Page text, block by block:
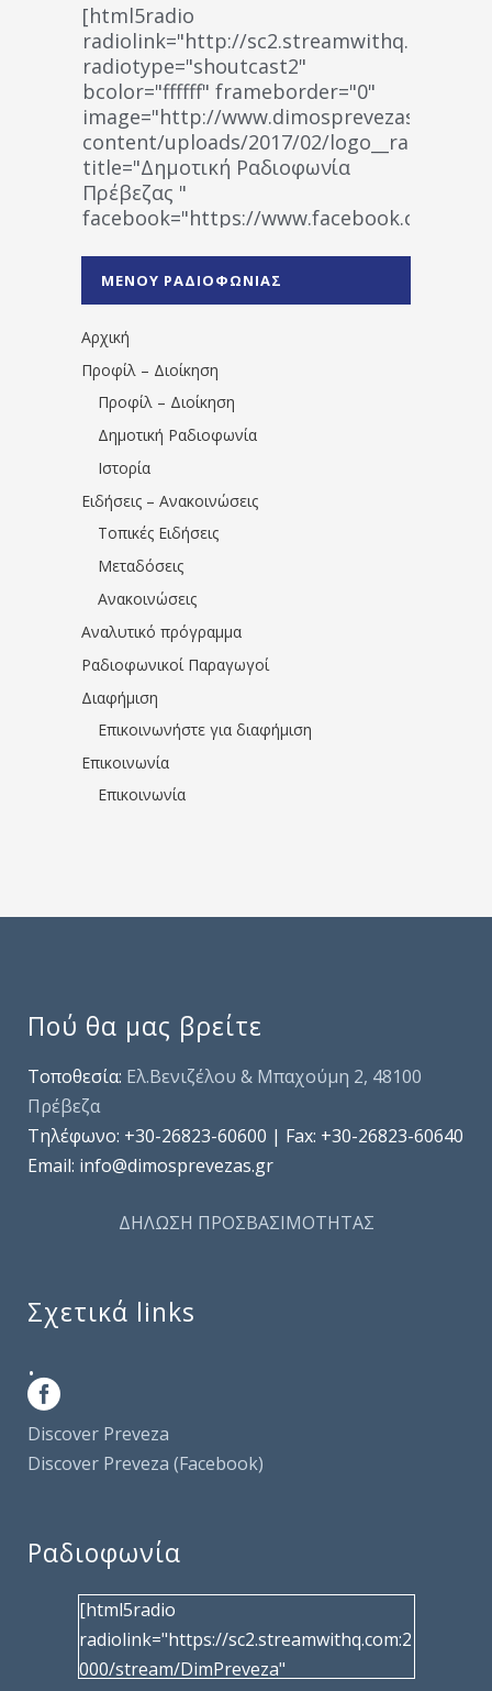
[html5radio
radiolink="http://
radiotype="shoutcast2"
bcolor="ffffff" frameborder="0"
image="http://www.dimosprevezas.gr/wp-
content/uploads/2017/02/
title="Δημοτική Ραδιοφωνία
Πρέβεζας "
facebook="https://www.facebook.com/
1531194763766854/" artist="" ]
ΜΕΝΟΥ ΡΑΔΙΟΦΩΝΙΑΣ
Αρχική
Προφίλ – Διοίκηση
Προφίλ – Διοίκηση
Δημοτική Ραδιοφωνία
Ιστορία
Ειδήσεις – Ανακοινώσεις
Τοπικές Ειδήσεις
Μεταδόσεις
Ανακοινώσεις
Αναλυτικό πρόγραμμα
Ραδιοφωνικοί Παραγωγοί
Διαφήμιση
Επικοινωνήστε για διαφήμιση
Επικοινωνία
Επικοινωνία
Πού θα μας βρείτε
Τοποθεσία: Ελ.Βενιζέλου & Μπαχούμη 2, 48100
Πρέβεζα
Τηλέφωνo: +30-26823-60600 | Fax: +30-26823-60640
Email: info@dimosprevezas.gr
ΔΗΛΩΣΗ ΠΡΟΣΒΑΣΙΜΟΤΗΤΑΣ
Σχετικά links
.
Discover Preveza
Discover Preveza (Facebook)
Ραδιοφωνία
[html5radio
radiolink="https://sc2.streamwithq.com:2
000/stream/DimPreveza"